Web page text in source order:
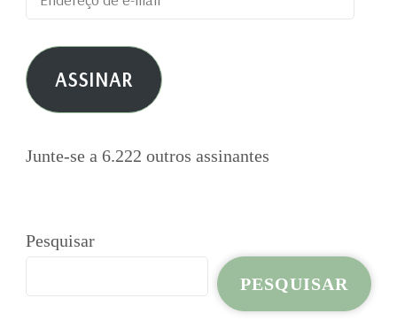
de
e-
mail ASSINAR
Junte-se a 6.222 outros assinantes
Pesquisar
PESQUISAR